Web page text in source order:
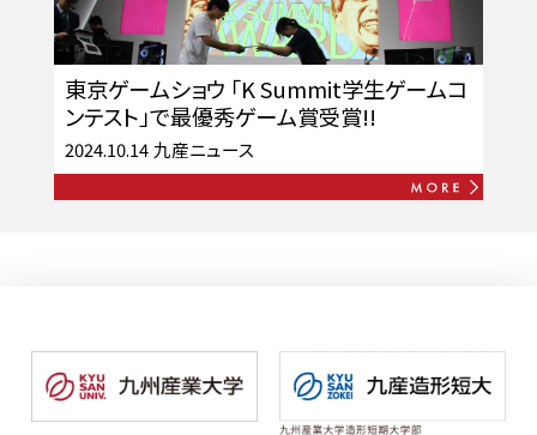
東京ゲームショウ 「K Summit学生ゲームコ
ンテスト」で最優秀ゲーム賞受賞!!
2024.10.14 九産ニュース